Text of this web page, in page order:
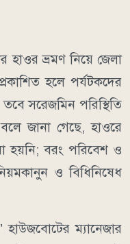
হাওর ভ্রমণ নিয়ে জেলা
হলে পর্যটকদের
সরেজমিন পরিস্থিতি
জানা গেছে, হাওরে
হয়নি; বরং পরিবেশ ও
ও বিধিনিষেধ
হাউজবোটের ম্যানেজার